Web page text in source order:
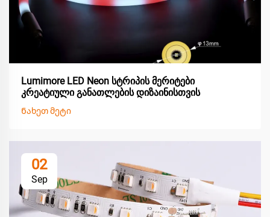
Lumimore LED Neon სტრიპის მერიტები
კრეატიული განათლების დიზაინისთვის
Ნახეთ მეტი
02
Sep